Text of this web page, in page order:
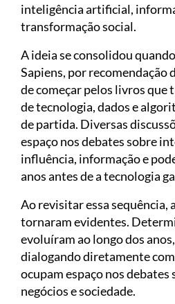
inteligência artificial,
transformação social.
A ideia se consolidou
Sapiens, por recomendação
de começar pelos livros
de tecnologia, dados e
de partida. Diversas
espaço nos debates sobre
influência, informação e
anos antes de a tecnologia
Ao revisitar essa sequência,
tornaram evidentes.
evoluíram ao longo dos
dialogando diretamente
ocupam espaço nos
negócios e sociedade.